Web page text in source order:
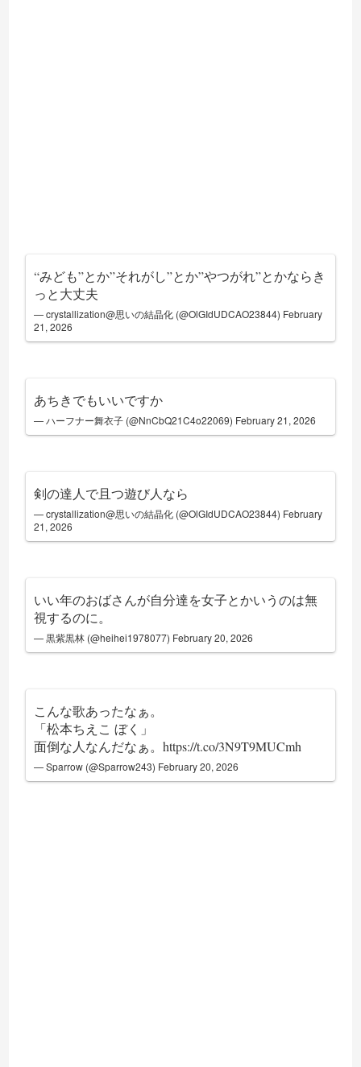
“みども”とか”それがし”とか”やつがれ”とかならき
っと大丈夫
— crystallization@思いの結晶化 (@OlGIdUDCAO23844) February
21, 2026
あちきでもいいですか
— ハーフナー舞衣子 (@NnCbQ21C4o22069) February 21, 2026
剣の達人で且つ遊び人なら
— crystallization@思いの結晶化 (@OlGIdUDCAO23844) February
21, 2026
いい年のおばさんが自分達を女子とかいうのは無
視するのに。
— 黒紫黒林 (@heihei1978077) February 20, 2026
こんな歌あったなぁ。
「松本ちえこ ぼく」
面倒な人なんだなぁ。https://t.co/3N9T9MUCmh
— Sparrow (@Sparrow243) February 20, 2026